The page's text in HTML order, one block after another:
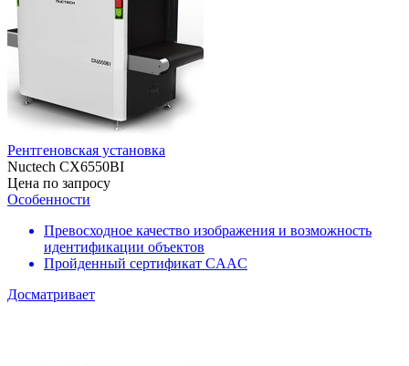
Рентгеновская установка
Nuctech СХ6550BI
Цена по запросу
Особенности
Превосходное качество изображения и возможность
идентификации объектов
Пройденный сертификат CAAC
Досматривает